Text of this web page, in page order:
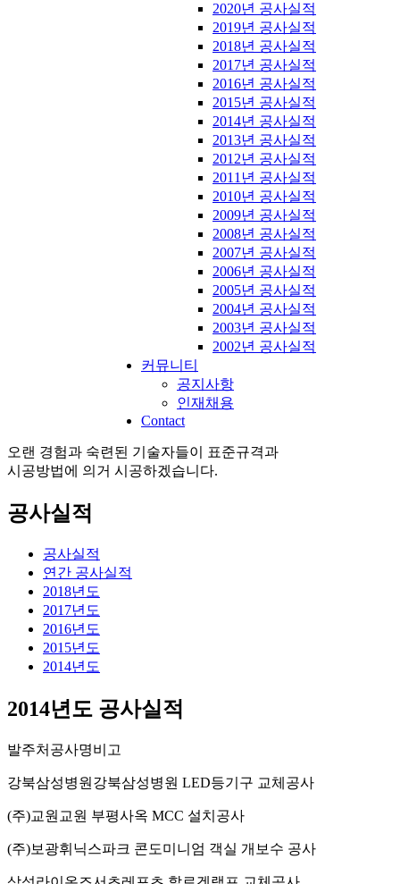
2020년 공사실적
2019년 공사실적
2018년 공사실적
2017년 공사실적
2016년 공사실적
2015년 공사실적
2014년 공사실적
2013년 공사실적
2012년 공사실적
2011년 공사실적
2010년 공사실적
2009년 공사실적
2008년 공사실적
2007년 공사실적
2006년 공사실적
2005년 공사실적
2004년 공사실적
2003년 공사실적
2002년 공사실적
커뮤니티
공지사항
인재채용
Contact
오랜 경험과 숙련된 기술자들이 표준규격과
시공방법에 의거 시공하겠습니다.
공사실적
공사실적
연간 공사실적
2018년도
2017년도
2016년도
2015년도
2014년도
2014년도 공사실적
발주처 공사명비고
강북삼성병원 강북삼성병원 LED등기구 교체공사
(주)교원 교원 부평사옥 MCC 설치공사
(주)보광휘닉스파크 콘도미니엄 객실 개보수 공사